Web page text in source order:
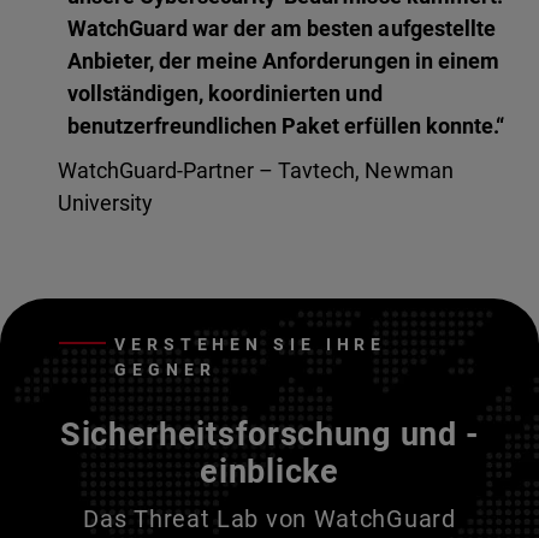
WatchGuard war der am besten aufgestellte
Anbieter, der meine Anforderungen in einem
vollständigen, koordinierten und
benutzerfreundlichen Paket erfüllen konnte.“
WatchGuard-Partner – Tavtech, Newman
University
VERSTEHEN SIE IHRE
GEGNER
Sicherheitsforschung und -
einblicke
Das Threat Lab von WatchGuard